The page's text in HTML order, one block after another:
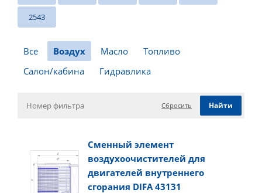
2543
Все Воздух Масло
Топливо
Салон/кабина
Гидравлика
Сбросить
Сменный элемент
воздухоочистителей для
двигателей внутреннего
сгорания DIFA 43131